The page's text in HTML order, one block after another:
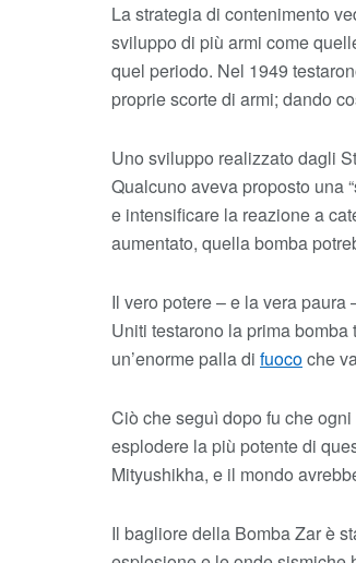
La strategia di contenimento
sviluppo di più armi come
quel periodo. Nel 1949
proprie scorte di armi; dando
Uno sviluppo realizzato dagli
Qualcuno aveva proposto una
e intensificare la reazione a
aumentato, quella bomba
Il vero potere – e la vera paura
Uniti testarono la prima
un’enorme palla di fuocoche
Ciò che seguì dopo fu che
esplodere la più potente di
Mityushikha, e il mondo
Il bagliore della Bomba Zar è